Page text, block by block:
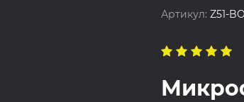
Артикул:Z51-